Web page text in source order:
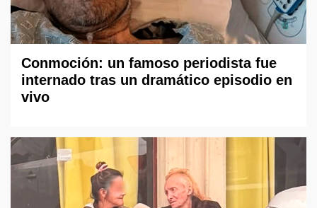
Conmoción: un famoso periodista fue
internado tras un dramático episodio en
vivo